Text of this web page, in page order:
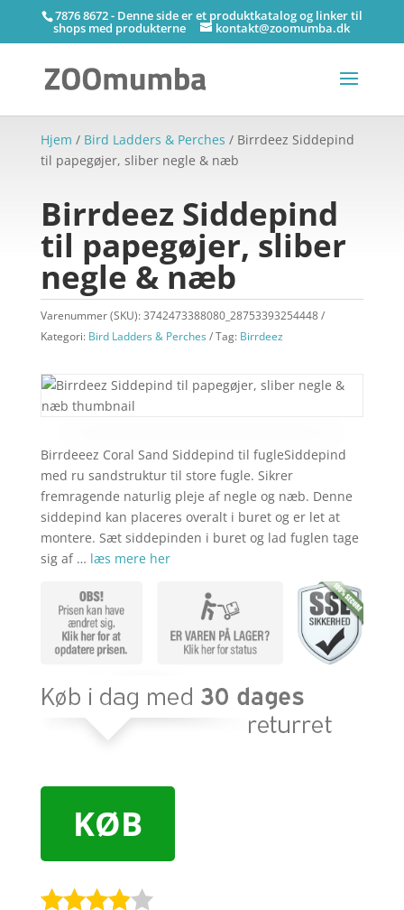
7876 8672 - Denne side er et produktkatalog og linker til
shops med produkterne kontakt@zoomumba.dk
Hjem / Bird Ladders & Perches / Birrdeez Siddepind
til papegøjer, sliber negle & næb
Birrdeez Siddepind
til papegøjer, sliber
negle & næb
Varenummer (SKU):3742473388080_28753393254448
Kategori: Bird Ladders & Perches Tag: Birrdeez
Birrdeeez Coral Sand Siddepind til fugleSiddepind
med ru sandstruktur til store fugle. Sikrer
fremragende naturlig pleje af negle og næb. Denne
siddepind kan placeres overalt i buret og er let at
montere. Sæt siddepinden i buret og lad fuglen tage
sig af … læs mere her
KØB